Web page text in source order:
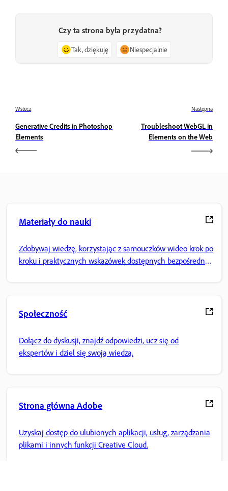
Czy ta strona była przydatna?
Tak, dziękuję Niespecjalnie
Wstecz
Generative Credits in Photoshop
Elements
Następna
Troubleshoot WebGL in
Elements on the Web
Materiały do nauki
Zdobywaj wiedzę, korzystając z samouczków wideo krok po
kroku i praktycznych wskazówek dostępnych bezpośrednio
Społeczność
Dołącz do dyskusji, znajdź odpowiedzi, ucz się od
ekspertów i dziel się swoją wiedzą.
Strona główna Adobe
Uzyskaj dostęp do ulubionych aplikacji, usług, zarządzania
plikami i innych funkcji Creative Cloud.